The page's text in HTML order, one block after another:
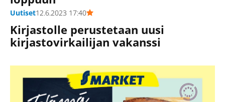
Uutiset12.6.2023 17:40
Kirjastolle perustetaan uusi
kirjastovirkailijan vakanssi